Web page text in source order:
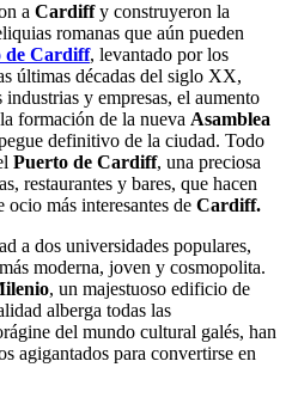
a Cardiffy construyeron la
romanas que aún pueden
de Cardiff, levantado por los
últimas décadas del siglo XX,
y empresas, el aumento
formación de la nueva Asamblea
definitivo de la ciudad. Todo
Puerto de Cardiff, una preciosa
restaurantes y bares, que hacen
ocio más interesantes de Cardiff.
a dos universidades populares,
moderna, joven y cosmopolita.
, un majestuoso edificio de
alberga todas las
del mundo cultural galés, han
agigantados para convertirse en